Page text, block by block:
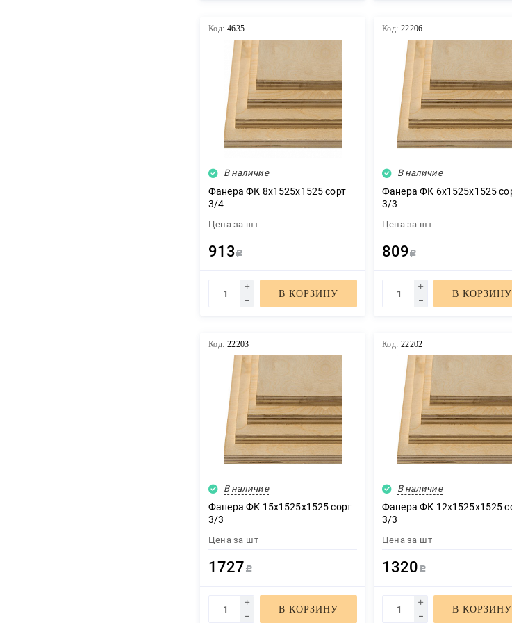
Код: 4635
В наличие
Фанера ФК 8х1525х1525 сорт
3/4
Цена за шт
913 Р
В КОРЗИНУ
Код: 22206
В наличие
Фанера ФК 6х1525х1525
3/3
Цена за шт
809 Р
В КОРЗИНУ
Код: 22203
В наличие
Фанера ФК 15х1525х1525 сорт
3/3
Цена за шт
1727 Р
В КОРЗИНУ
Код: 22202
В наличие
Фанера ФК 12х1525х1525
3/3
Цена за шт
1320 Р
В КОРЗИНУ